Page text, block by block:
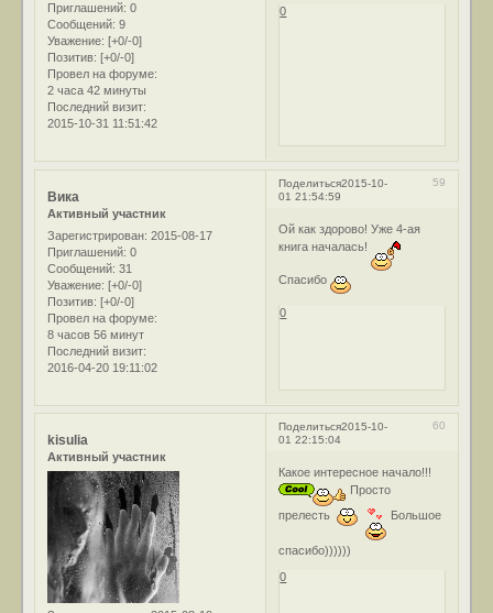
Приглашений: 0
Сообщений: 9
Уважение: [+0/-0]
Позитив: [+0/-0]
Провел на форуме:
2 часа 42 минуты
Последний визит:
2015-10-31 11:51:42
0
Поделиться 59
2015-10-
01 21:54:59
Вика
Активный участник
Зарегистрирован: 2015-08-17
Приглашений: 0
Сообщений: 31
Уважение: [+0/-0]
Позитив: [+0/-0]
Провел на форуме:
8 часов 56 минут
Последний визит:
2016-04-20 19:11:02
Ой как здорово! Уже 4-ая
книга началась!
Спасибо
0
Поделиться 60
2015-10-
01 22:15:04
kisulia
Активный участник
Какое интересное начало!!!
Просто
прелесть
Большое
спасибо))))))
0